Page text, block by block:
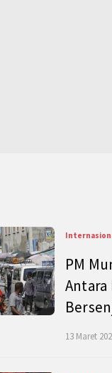
PM
Antara
13 Maret